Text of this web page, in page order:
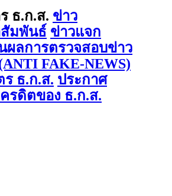
ธ.ก.ส. ข่าว
มพันธ์ ข่าวแจก
ผลการตรวจสอบข่าว
FAKE-NEWS)
ธ.ก.ส. ประกาศ
รดิตของ ธ.ก.ส.